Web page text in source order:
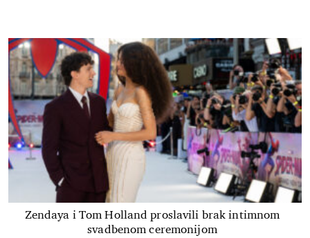
Zendaya i Tom Holland proslavili brak intimnom
svadbenom ceremonijom